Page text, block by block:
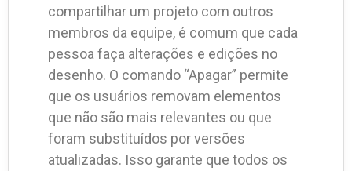
compartilhar um projeto com outros
membros da equipe, é comum que cada
pessoa faça alterações e edições no
desenho. O comando “Apagar” permite
que os usuários removam elementos
que não são mais relevantes ou que
foram substituídos por versões
atualizadas. Isso garante que todos os